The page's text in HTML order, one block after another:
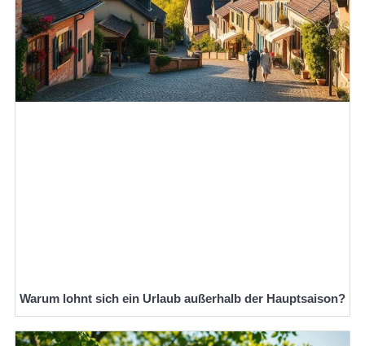
Warum lohnt sich ein Urlaub außerhalb der Hauptsaison?